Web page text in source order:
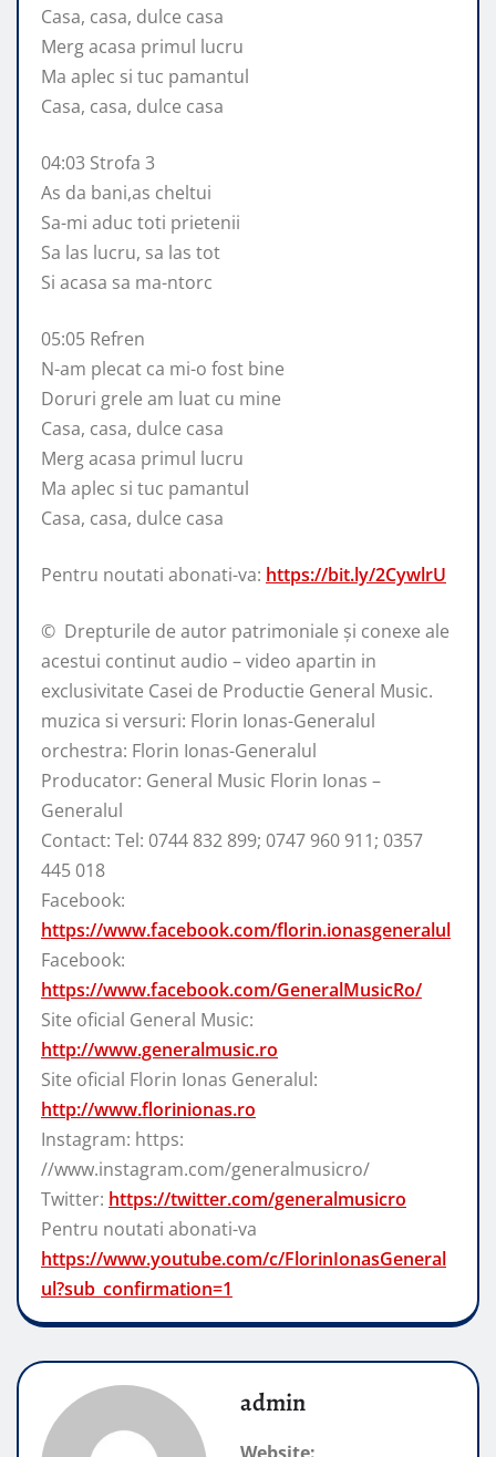
Casa, casa, dulce casa
Merg acasa primul lucru
Ma aplec si tuc pamantul
Casa, casa, dulce casa
04:03 Strofa 3
As da bani,as cheltui
Sa-mi aduc toti prietenii
Sa las lucru, sa las tot
Si acasa sa ma-ntorc
05:05 Refren
N-am plecat ca mi-o fost bine
Doruri grele am luat cu mine
Casa, casa, dulce casa
Merg acasa primul lucru
Ma aplec si tuc pamantul
Casa, casa, dulce casa
Pentru noutati abonati-va: https://bit.ly/2CywlrU
© ️ Drepturile de autor patrimoniale și conexe ale
acestui continut audio – video apartin in
exclusivitate Casei de Productie General Music.
muzica si versuri: Florin Ionas-Generalul
orchestra: Florin Ionas-Generalul
Producator: General Music Florin Ionas –
Generalul
Contact: Tel: 0744 832 899; 0747 960 911; 0357
445 018
Facebook:
https://www.facebook.com/florin.ionasgeneralul
Facebook:
https://www.facebook.com/GeneralMusicRo/
Site oficial General Music:
http://www.generalmusic.ro
Site oficial Florin Ionas Generalul:
http://www.florinionas.ro
Instagram: https:
//www.instagram.com/generalmusicro/
Twitter: https://twitter.com/generalmusicro
Pentru noutati abonati-va
https://www.youtube.com/c/FlorinIonasGeneral
ul?sub_confirmation=1
admin
Website: